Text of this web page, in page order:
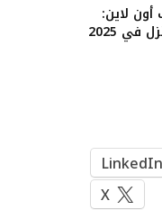
لاين:
2025
LinkedIn
X